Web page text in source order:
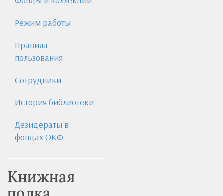
Режим работы
Правила
пользования
Сотрудники
История библиотеки
Дезидераты в
фондах ОКФ
Книжная